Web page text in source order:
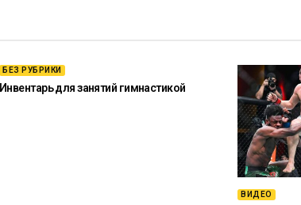
БЕЗ РУБРИКИ
Инвентарь для занятий гимнастикой
ВИДЕО